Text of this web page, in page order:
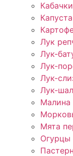
Кабачки
Капуста
Лук
Лук-
Лук-
Лук-
Лук-
Малина
Мята
Огурцы